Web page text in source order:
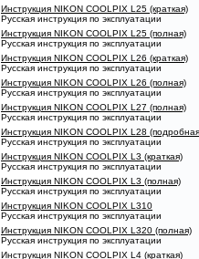
Инструкция NIKON COOLPIX L25 (краткая)
Русская инструкция по эксплуатации
Инструкция NIKON COOLPIX L25 (полная)
Русская инструкция по эксплуатации
Инструкция NIKON COOLPIX L26 (краткая)
Русская инструкция по эксплуатации
Инструкция NIKON COOLPIX L26 (полная)
Русская инструкция по эксплуатации
Инструкция NIKON COOLPIX L27 (полная)
Русская инструкция по эксплуатации
Инструкция NIKON COOLPIX L28
Русская инструкция по эксплуатации
Инструкция NIKON COOLPIX L3 (краткая)
Русская инструкция по эксплуатации
Инструкция NIKON COOLPIX L3 (полная)
Русская инструкция по эксплуатации
Инструкция NIKON COOLPIX L310
Русская инструкция по эксплуатации
Инструкция NIKON COOLPIX L320 (полная)
Русская инструкция по эксплуатации
Инструкция NIKON COOLPIX L4 (краткая)